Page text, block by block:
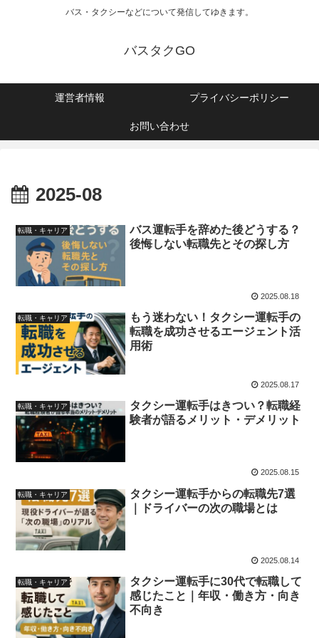
バス・タクシーなどについて発信してゆきます。
バスタクGO
運営者情報 プライバシーポリシー
お問い合わせ
2025-08
転職・キャリア
バス運転手を辞めた後どうする？
後悔しない転職先とその探し方
2025.08.18
転職・キャリア
もう迷わない！タクシー運転手の
転職を成功させるエージェント活
用術
2025.08.17
転職・キャリア
タクシー運転手はきつい？転職経
験者が語るメリット・デメリット
2025.08.15
転職・キャリア
タクシー運転手からの転職先7選
｜ドライバーの次の職場とは
2025.08.14
転職・キャリア
タクシー運転手に30代で転職して
感じたこと｜年収・働き方・向き
不向き